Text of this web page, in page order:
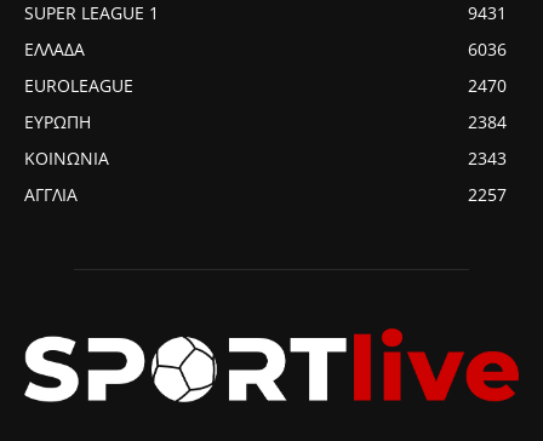
SUPER LEAGUE 1
9431
ΕΛΛΑΔΑ
6036
EUROLEAGUE
2470
ΕΥΡΩΠΗ
2384
ΚΟΙΝΩΝΙΑ
2343
ΑΓΓΛΙΑ
2257